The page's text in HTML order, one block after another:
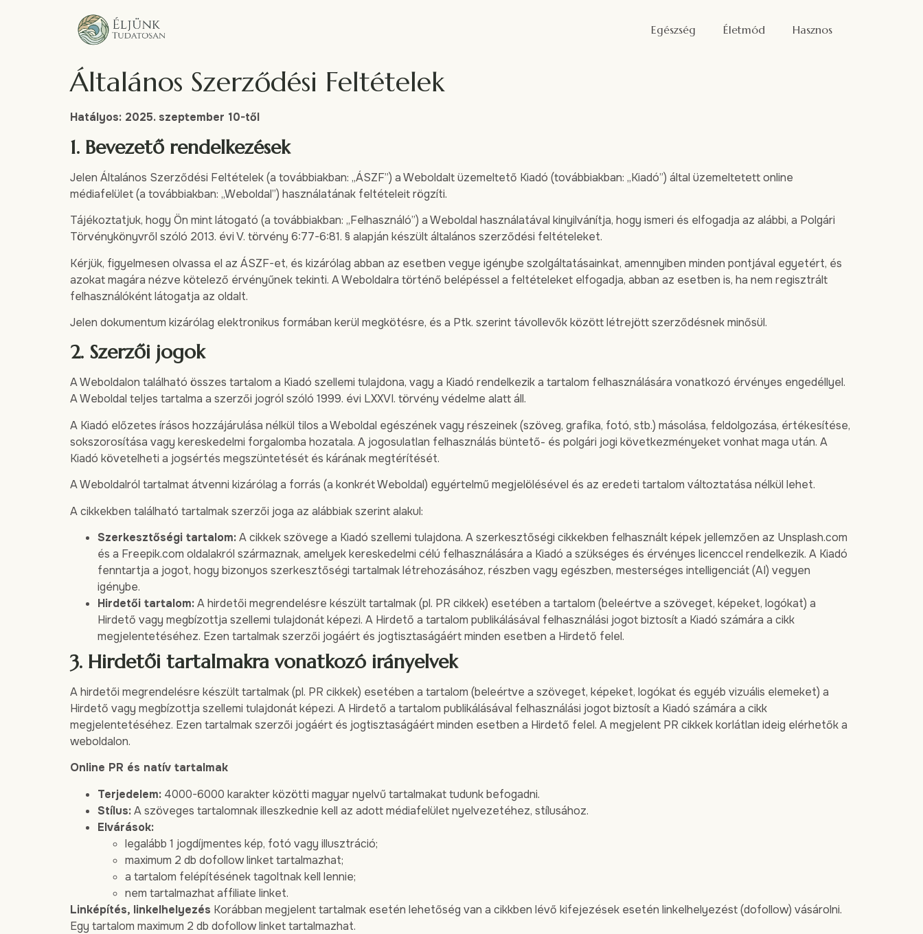
Egészség Életmód Hasznos
Általános Szerződési Feltételek
Hatályos: 2025. szeptember 10-től
1. Bevezető rendelkezések
Jelen Általános Szerződési Feltételek (a továbbiakban: „ÁSZF”) a Weboldalt üzemeltető Kiadó (továbbiakban: „Kiadó”) által üzemeltetett online
médiafelület (a továbbiakban: „Weboldal”) használatának feltételeit rögzíti.
Tájékoztatjuk, hogy Ön mint látogató (a továbbiakban: „Felhasználó”) a Weboldal használatával kinyilvánítja, hogy ismeri és elfogadja az alábbi, a Polgári
Törvénykönyvről szóló 2013. évi V. törvény 6:77-6:81. § alapján készült általános szerződési feltételeket.
Kérjük, figyelmesen olvassa el az ÁSZF-et, és kizárólag abban az esetben vegye igénybe szolgáltatásainkat, amennyiben minden pontjával egyetért, és
azokat magára nézve kötelező érvényűnek tekinti. A Weboldalra történő belépéssel a feltételeket elfogadja, abban az esetben is, ha nem regisztrált
felhasználóként látogatja az oldalt.
Jelen dokumentum kizárólag elektronikus formában kerül megkötésre, és a Ptk. szerint távollevők között létrejött szerződésnek minősül.
2. Szerzői jogok
A Weboldalon található összes tartalom a Kiadó szellemi tulajdona, vagy a Kiadó rendelkezik a tartalom felhasználására vonatkozó érvényes engedéllyel.
A Weboldal teljes tartalma a szerzői jogról szóló 1999. évi LXXVI. törvény védelme alatt áll.
A Kiadó előzetes írásos hozzájárulása nélkül tilos a Weboldal egészének vagy részeinek (szöveg, grafika, fotó, stb.) másolása, feldolgozása, értékesítése,
sokszorosítása vagy kereskedelmi forgalomba hozatala. A jogosulatlan felhasználás büntető- és polgári jogi következményeket vonhat maga után. A
Kiadó követelheti a jogsértés megszüntetését és kárának megtérítését.
A Weboldalról tartalmat átvenni kizárólag a forrás (a konkrét Weboldal) egyértelmű megjelölésével és az eredeti tartalom változtatása nélkül lehet.
A cikkekben található tartalmak szerzői joga az alábbiak szerint alakul:
Szerkesztőségi tartalom:A cikkek szövege a Kiadó szellemi tulajdona. A szerkesztőségi cikkekben felhasznált képek jellemzően az Unsplash.com
és a Freepik.com oldalakról származnak, amelyek kereskedelmi célú felhasználására a Kiadó a szükséges és érvényes licenccel rendelkezik. A Kiadó
fenntartja a jogot, hogy bizonyos szerkesztőségi tartalmak létrehozásához, részben vagy egészben, mesterséges intelligenciát (AI) vegyen
igénybe.
Hirdetői tartalom:A hirdetői megrendelésre készült tartalmak (pl. PR cikkek) esetében a tartalom (beleértve a szöveget, képeket, logókat) a
Hirdető vagy megbízottja szellemi tulajdonát képezi. A Hirdető a tartalom publikálásával felhasználási jogot biztosít a Kiadó számára a cikk
megjelentetéséhez. Ezen tartalmak szerzői jogáért és jogtisztaságáért minden esetben a Hirdető felel.
3. Hirdetői tartalmakra vonatkozó irányelvek
A hirdetői megrendelésre készült tartalmak (pl. PR cikkek) esetében a tartalom (beleértve a szöveget, képeket, logókat és egyéb vizuális elemeket) a
Hirdető vagy megbízottja szellemi tulajdonát képezi. A Hirdető a tartalom publikálásával felhasználási jogot biztosít a Kiadó számára a cikk
megjelentetéséhez. Ezen tartalmak szerzői jogáért és jogtisztaságáért minden esetben a Hirdető felel. A megjelent PR cikkek korlátlan ideig elérhetők a
weboldalon.
Online PR és natív tartalmak
Terjedelem: 4000-6000 karakter közötti magyar nyelvű tartalmakat tudunk befogadni.
Stílus:A szöveges tartalomnak illeszkednie kell az adott médiafelület nyelvezetéhez, stílusához.
Elvárások:
legalább 1 jogdíjmentes kép, fotó vagy illusztráció;
maximum 2 db dofollow linket tartalmazhat;
a tartalom felépítésének tagoltnak kell lennie;
nem tartalmazhat affiliate linket.
Linképítés, linkelhelyezés Korábban megjelent tartalmak esetén lehetőség van a cikkben lévő kifejezések esetén linkelhelyezést (dofollow) vásárolni.
Egy tartalom maximum 2 db dofollow linket tartalmazhat.